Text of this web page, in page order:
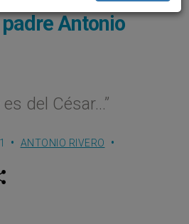
Antonio
del César…”
ANTONIO RIVERO